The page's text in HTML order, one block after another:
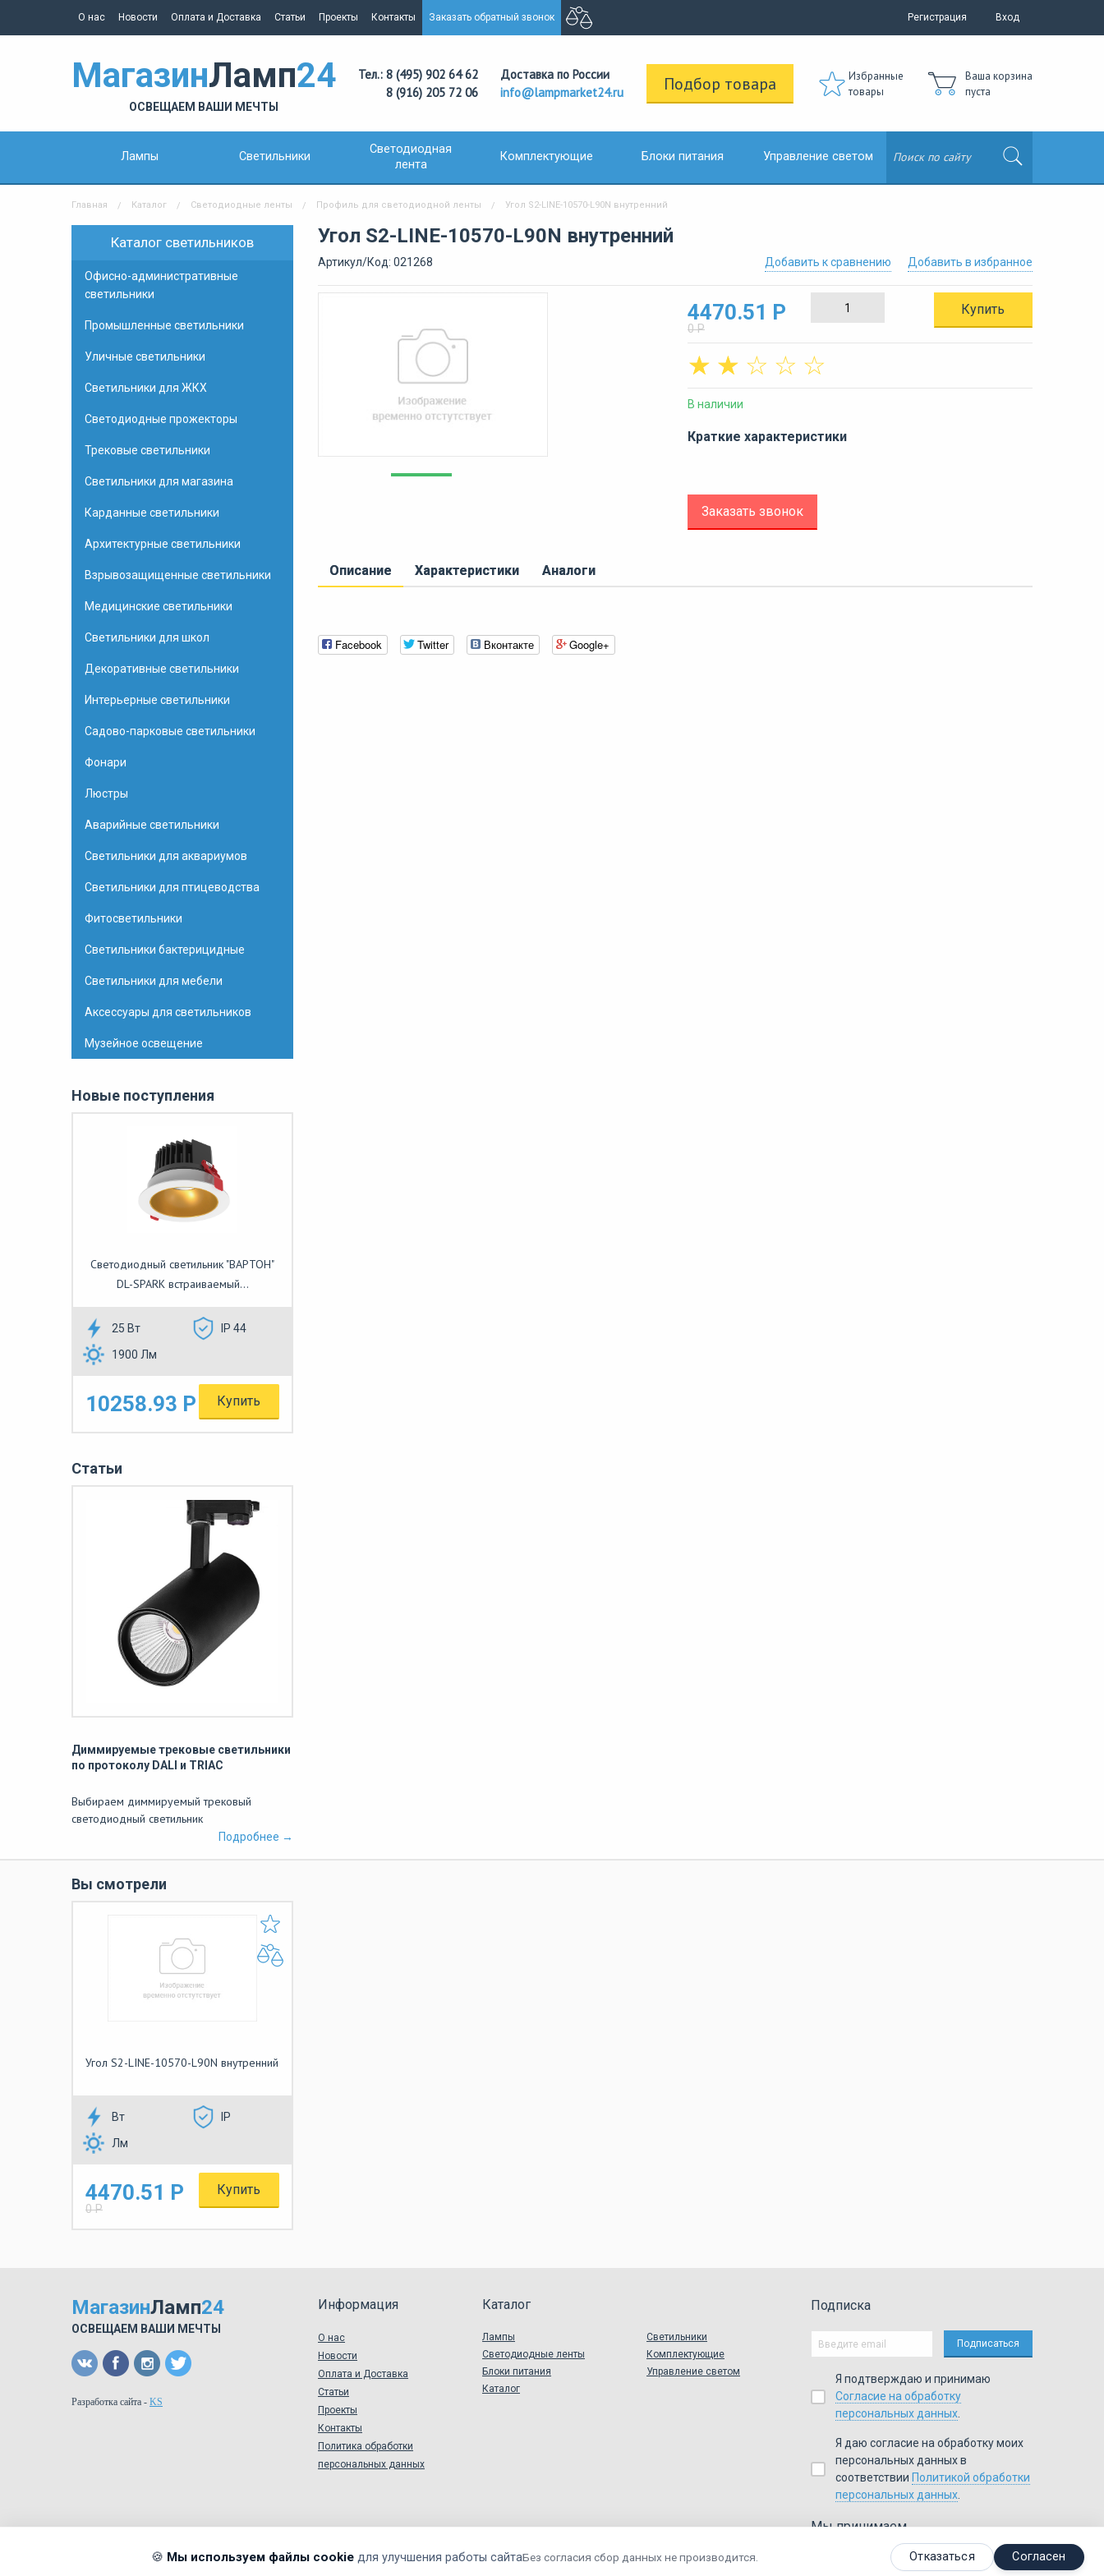
О нас Новости Оплата и Доставка Статьи Проекты Контакты Заказать обратный звонок Регистрация Вход
МагазинЛамп24
ОСВЕЩАЕМ ВАШИ МЕЧТЫ
Тел.: 8 (495) 902 64 62
8 (916) 205 72 06
Доставка по России
info@lampmarket24.ru
Подбор товара
Избранные
товары
Ваша корзина
пуста
Лампы Светильники
Светодиодная
лента
Комплектующие Блоки питания Управление светом
Главная Каталог Светодиодные ленты Профиль для светодиодной ленты Угол S2-LINE-10570-L90N внутренний
Каталог светильников
Офисно-административные
светильники
Промышленные светильники
Уличные светильники
Светильники для ЖКХ
Светодиодные прожекторы
Трековые светильники
Светильники для магазина
Карданные светильники
Архитектурные светильники
Взрывозащищенные светильники
Медицинские светильники
Светильники для школ
Декоративные светильники
Интерьерные светильники
Садово-парковые светильники
Фонари
Люстры
Аварийные светильники
Светильники для аквариумов
Светильники для птицеводства
Фитосветильники
Светильники бактерицидные
Светильники для мебели
Аксессуары для светильников
Музейное освещение
Новые поступления
Светодиодный светильник "ВАРТОН"
DL-SPARK встраиваемый...
25 Вт
IP 44
1900 Лм
10258.93 Р Купить
Статьи
Диммируемые трековые светильники
по протоколу DALI и TRIAC
Выбираем диммируемый трековый
светодиодный светильник
Подробнее →
Угол S2-LINE-10570-L90N внутренний
Артикул/Код: 021268 Добавить в избранное
Добавить к сравнению
4470.51 Р
0 Р
Купить
☆
☆
☆
☆
☆
В наличии
Краткие характеристики
Заказать звонок
Описание Характеристики Аналоги
Facebook Twitter Вконтакте Google+
Вы смотрели
Угол S2-LINE-10570-L90N внутренний
Вт
IP
Лм
4470.51 Р
0 Р
Купить
МагазинЛамп24
ОСВЕЩАЕМ ВАШИ МЕЧТЫ
Разработка сайта - KS
Информация
О нас
Новости
Оплата и Доставка
Статьи
Проекты
Контакты
Политика обработки
персональных данных
Каталог
Лампы
Светильники
Светодиодные ленты
Комплектующие
Блоки питания
Управление светом
Каталог
Подписка
Я подтверждаю и принимаю
Согласие на обработку
персональных данных
Я даю согласие на обработку моих
персональных данных в
соответствии Политикой обработки
персональных данных
Мы принимаем
Visa, MasterCard,WebMoney
🍪 Мы используем файлы cookie для улучшения работы сайтаБез согласия сбор данных не производится. Отказаться Согласен